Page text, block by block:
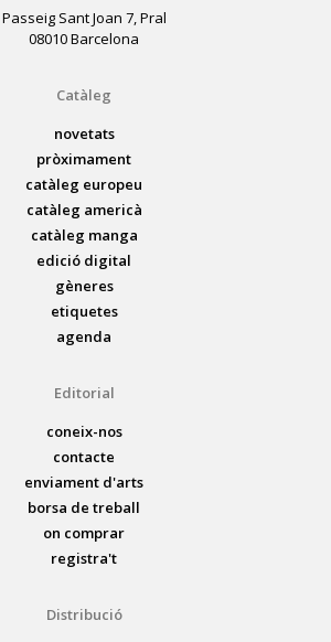
Passeig Sant Joan 7, Pral
08010 Barcelona
Catàleg
novetats
pròximament
catàleg europeu
catàleg americà
catàleg manga
edició digital
gèneres
etiquetes
agenda
Editorial
coneix-nos
contacte
enviament d'arts
borsa de treball
on comprar
registra't
Distribució